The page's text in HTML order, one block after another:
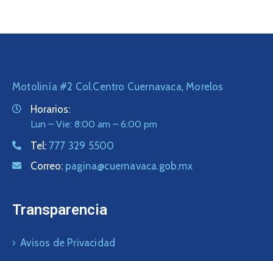
Motolinía #2 Col.Centro Cuernavaca, Morelos
Horarios:
Lun – Vie: 8:00 am – 6:00 pm
Tel: 777 329 5500
Correo: pagina@cuernavaca.gob.mx
Transparencia
Avisos de Privacidad